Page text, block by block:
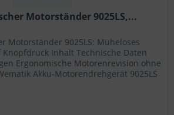
Motorständer 9025LS,...
Motorständer 9025LS: Müheloses
Inhalt Technische Daten
Ergonomische Motorenrevision ohne
Akku-Motorendrehgerät 9025LS